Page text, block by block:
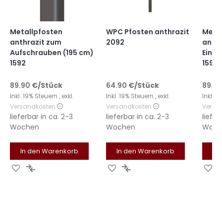
Metallpfosten
anthrazit zum
Aufschrauben (195 cm)
1592
89.90 €/Stück
Inkl. 19% Steuern , exkl.
Versandkosten
lieferbar in ca. 2-3
Wochen
In den Warenkorb
Zur Zur
WPC Pfosten anthrazit
2092
64.90 €/Stück
Inkl. 19% Steuern , exkl.
Versandkosten
lieferbar in ca. 2-3
Wochen
In den Warenkorb
Zur Zur
1590
89.90
Inkl.